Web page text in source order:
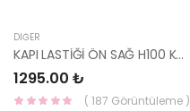
DIĞER
KAPI LASTİĞİ ÖN SAĞ H100 KAMYONET 82140-4F000-HMC
1295.00 ₺
( 187 Görüntüleme )